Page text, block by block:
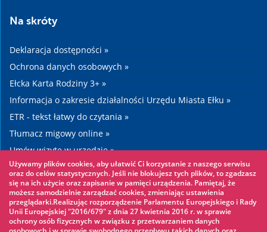
Na skróty
Deklaracja dostępności »
Ochrona danych osobowych »
Ełcka Karta Rodziny 3+ »
Informacja o zakresie działalności Urzędu Miasta Ełku »
ETR - tekst łatwy do czytania »
Tłumacz migowy online »
Umów wizytę w urzędzie »
Drogi »
Warto zobaczyć
Park linowy »
Używamy plików cookies, aby ułatwić Ci korzystanie z naszego serwisu
oraz do celów statystycznych. Jeśli nie blokujesz tych plików, to zgadzasz
się na ich użycie oraz zapisanie w pamięci urządzenia. Pamiętaj, że
możesz samodzielnie zarządzać cookies, zmieniając ustawienia
przeglądarki.Realizując rozporządzenie Parlamentu Europejskiego i Rady
Unii Europejskiej "2016/679" z dnia 27 kwietnia 2016 r. w sprawie
ochrony osób fizycznych w związku z przetwarzaniem danych